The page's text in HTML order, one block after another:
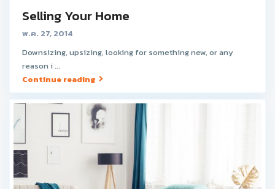
Selling Your Home
พ.ค. 27, 2014
Downsizing, upsizing, looking for something new, or any
reason i ...
Continue reading